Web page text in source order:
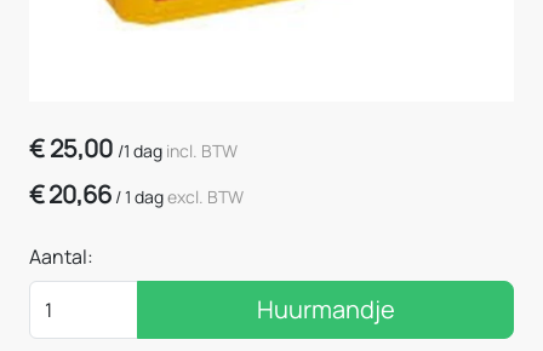
€25,00 /1 dag incl. BTW
€20,66 /1 dagexcl. BTW
Aantal:
Huurmandje